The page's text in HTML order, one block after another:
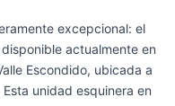
excepcional: el
actualmente en
Escondido, ubicada a
unidad esquinera en